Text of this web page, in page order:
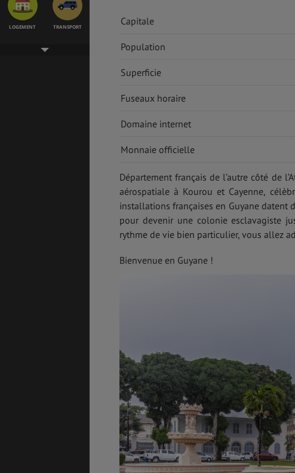
LOGEMENT TRANSPORT Capitale
Population
Superficie
Fuseaux horaire
Domaine internet
Monnaie officielle
Département français de l’autre côté de
aérospatiale à Kourou et Cayenne,
installations françaises en Guyane datent
pour devenir une colonie esclavagiste
rythme de vie bien particulier, vous allez
Bienvenue en Guyane !